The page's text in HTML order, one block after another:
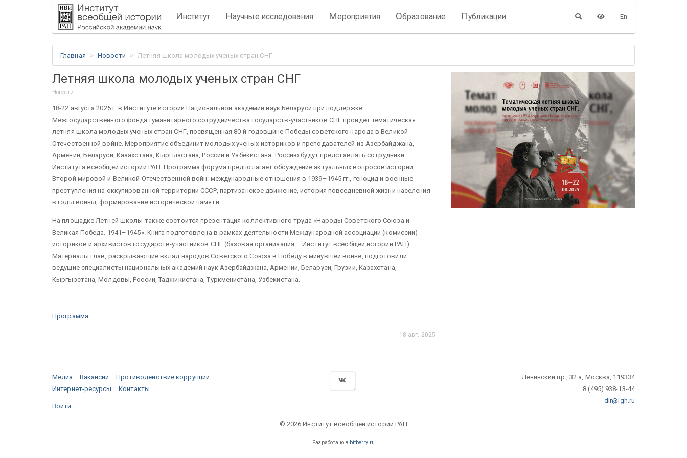
Институт Научные исследования Мероприятия Образование Публикации En
Главная Новости Летняя школа молодых ученых стран СНГ
Летняя школа молодых ученых стран СНГ
Новости
18-22 августа 2025 г. в Институте истории Национальной академии наук Беларуси при поддержке
Межгосударственного фонда гуманитарного сотрудничества государств-участников СНГ пройдет тематическая
летняя школа молодых ученых стран СНГ, посвященная 80-й годовщине Победы советского народа в Великой
Отечественной войне. Мероприятие объединит молодых ученых-историков и преподавателей из Азербайджана,
Армении, Беларуси, Казахстана, Кыргызстана, России и Узбекистана. Россию будут представлять сотрудники
Института всеобщей истории РАН. Программа форума предполагает обсуждение актуальных вопросов истории
Второй мировой и Великой Отечественной войн: международные отношения в 1939–1945 гг., геноцид и военные
преступления на оккупированной территории СССР, партизанское движение, история повседневной жизни населения
в годы войны, формирование исторической памяти.
На площадке Летней школы также состоится презентация коллективного труда «Народы Советского Союза и
Великая Победа. 1941–1945». Книга подготовлена в рамках деятельности Международной ассоциации (комиссии)
историков и архивистов государств-участников СНГ (базовая организация – Институт всеобщей истории РАН).
Материалы глав, раскрывающие вклад народов Советского Союза в Победу в минувшей войне, подготовили
ведущие специалисты национальных академий наук Азербайджана, Армении, Беларуси, Грузии, Казахстана,
Кыргызстана, Молдовы, России, Таджикистана, Туркменистана, Узбекистана.
Программа
18 авг. 2025
Медиа Вакансии
Противодействие коррупции
Интернет-ресурсы
Контакты
Войти
Ленинский пр., 32 а, Москва, 119334
8 (495) 938-13-44
dir@igh.ru
© 2026 Институт всеобщей истории РАН
Разработано в bitberry.ru